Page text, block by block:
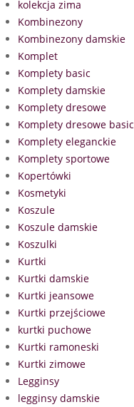
kolekcja zima
Kombinezony
Kombinezony damskie
Komplet
Komplety basic
Komplety damskie
Komplety dresowe
Komplety dresowe basic
Komplety eleganckie
Komplety sportowe
Kopertówki
Kosmetyki
Koszule
Koszule damskie
Koszulki
Kurtki
Kurtki damskie
Kurtki jeansowe
Kurtki przejściowe
kurtki puchowe
Kurtki ramoneski
Kurtki zimowe
Legginsy
legginsy damskie